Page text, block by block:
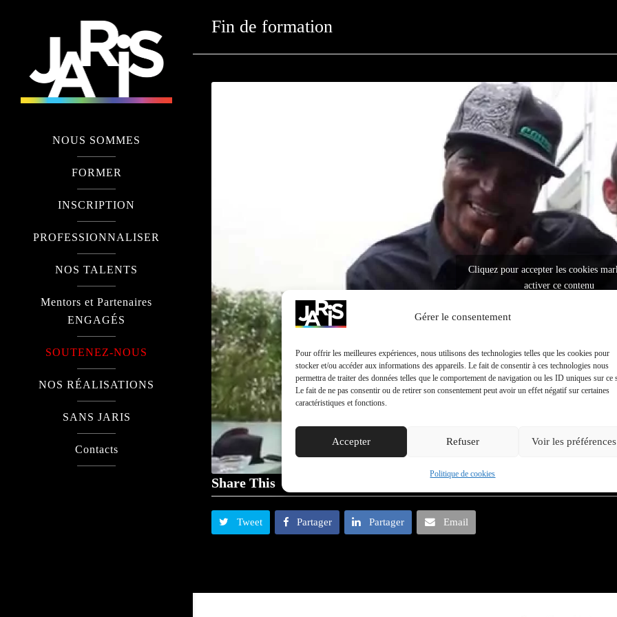
Gérer le consentement
Pour offrir les meilleures expériences, nous utilisons des technologies telles que les cookies pour
stocker et/ou accéder aux informations des appareils. Le fait de consentir à ces technologies nous
permettra de traiter des données telles que le comportement de navigation ou les ID uniques sur ce
Le fait de ne pas consentir ou de retirer son consentement peut avoir un effet négatif sur certaines
caractéristiques et fonctions.
Accepter Refuser Voir les préférences
Politique de cookies
NOUS SOMMES
FORMER
INSCRIPTION
PROFESSIONNALISER
NOS TALENTS
Mentors et Partenaires
ENGAGÉS
SOUTENEZ-NOUS
NOS RÉALISATIONS
SANS JARIS
Contacts
Fin de formation
Cliquez pour accepter les cookies
activer ce contenu
Share This
Tweet Partager Partager Email